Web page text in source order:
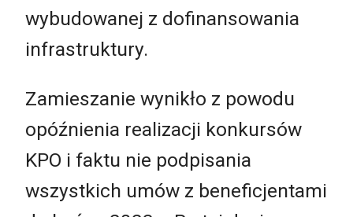
wybudowanej z dofinansowania
infrastruktury.
Zamieszanie wynikło z powodu
opóźnienia realizacji konkursów
KPO i faktu nie podpisania
wszystkich umów z beneficjentami